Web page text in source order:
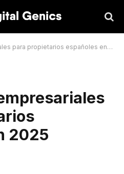
para propietarios españoles en 2025
2025